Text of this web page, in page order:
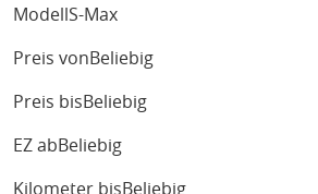
Modell S-Max
Preis von Beliebig
Preis bis Beliebig
EZ ab Beliebig
Kilometer bis Beliebig